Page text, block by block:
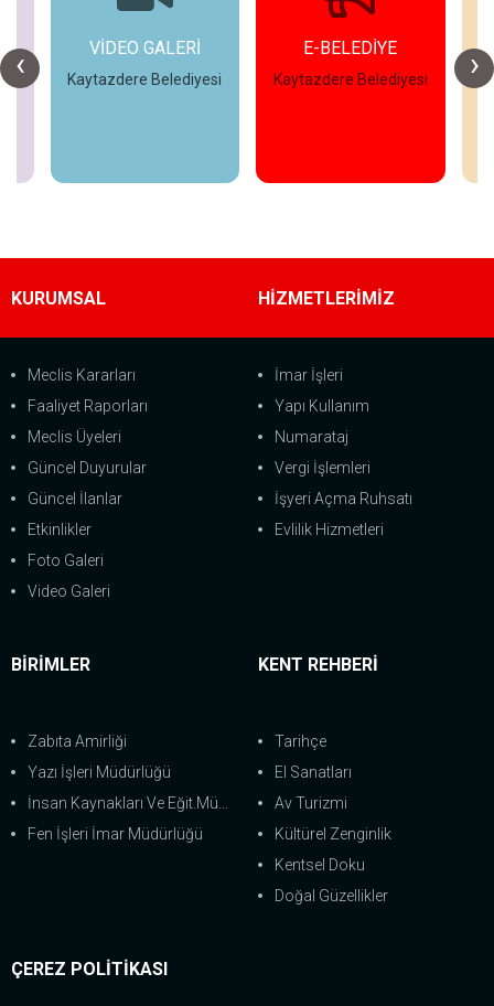
‹ ›
VİDEO GALERİ
Kaytazdere Belediyesi
E-BELEDİYE
Kaytazdere Belediyesi
KURUMSAL
Meclis Kararları
Faaliyet Raporları
Meclis Üyeleri
Güncel Duyurular
Güncel İlanlar
Etkinlikler
Foto Galeri
Video Galeri
HİZMETLERİMİZ
İmar İşleri
Yapı Kullanım
Numarataj
Vergi İşlemleri
İşyeri Açma Ruhsatı
Evlilik Hizmetleri
BİRİMLER
Zabıta Amirliği
Yazı İşleri Müdürlüğü
İnsan Kaynakları Ve Eğit.Müdürlüğü
Fen İşleri İmar Müdürlüğü
KENT REHBERİ
Tarihçe
El Sanatları
Av Turizmi
Kültürel Zenginlik
Kentsel Doku
Doğal Güzellikler
ÇEREZ POLİTİKASI